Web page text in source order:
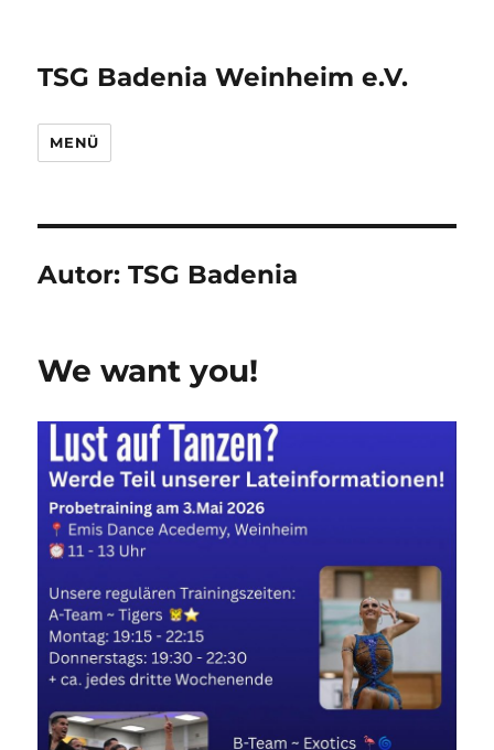
TSG Badenia Weinheim e.V.
MENÜ
Autor:TSG Badenia
We want you!